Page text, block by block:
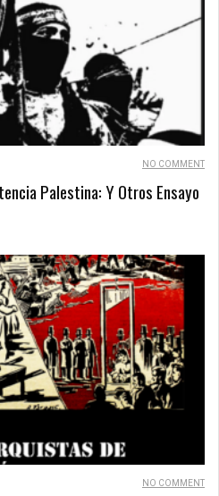
NO COMMENT
Palestina: Y Otros Ensayo
NO COMMENT